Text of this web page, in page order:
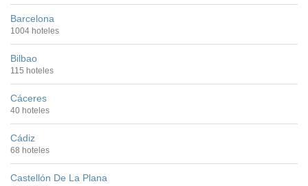
Barcelona
1004 hoteles
Bilbao
115 hoteles
Cáceres
40 hoteles
Cádiz
68 hoteles
Castellón De La Plana